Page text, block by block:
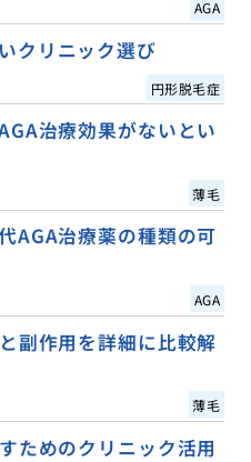
AGA
クリニック選び
円形脱毛症
治療効果がないとい
薄毛
AGA治療薬の種類の可
AGA
副作用を詳細に比較解
薄毛
ためのクリニック活用